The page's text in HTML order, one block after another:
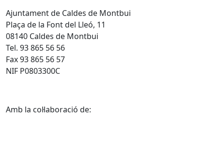
Ajuntament de Caldes de Montbui
Plaça de la Font del Lleó, 11
08140 Caldes de Montbui
Tel. 93 865 56 56
Fax 93 865 56 57
NIF P0803300C
Amb la col·laboració de: